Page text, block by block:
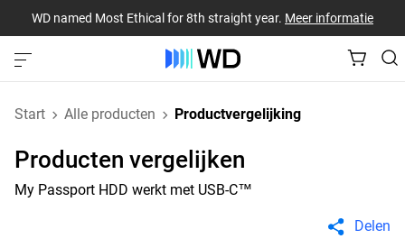
WD named Most Ethical for 8th straight year. Meer informatie
Start Alle producten Productvergelijking
Producten vergelijken
My Passport HDD werkt met USB-C™
Delen